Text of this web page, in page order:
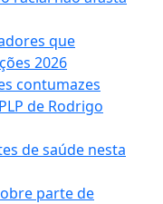
que
2026
contumazes
de Rodrigo
de saúde nesta
parte de